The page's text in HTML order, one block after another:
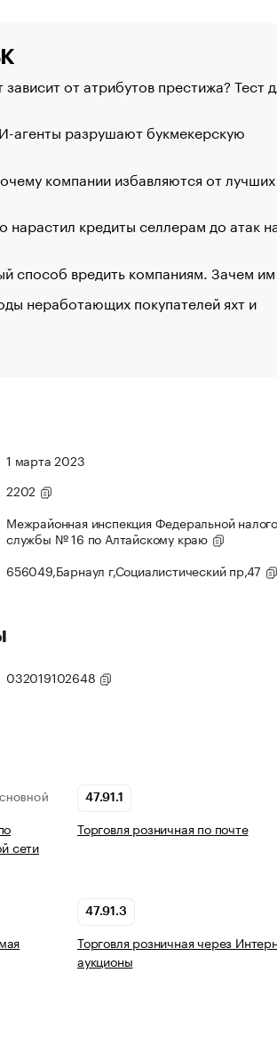
от атрибутов престижа? Тест
агенты разрушают букмекерскую
компании избавляются от лучших
нарастил кредиты селлерам до атак
способ вредить компаниям. Зачем
неработающих покупателей яхт и
1 марта 2023
2202
Межрайонная инспекция Федеральной
службы № 16 по Алтайскому краю
656049,Барнаул г,Социалистический пр,47
032019102648
сети
47.91.1
Торговля розничная по почте
47.91.3
Торговля розничная через
аукционы